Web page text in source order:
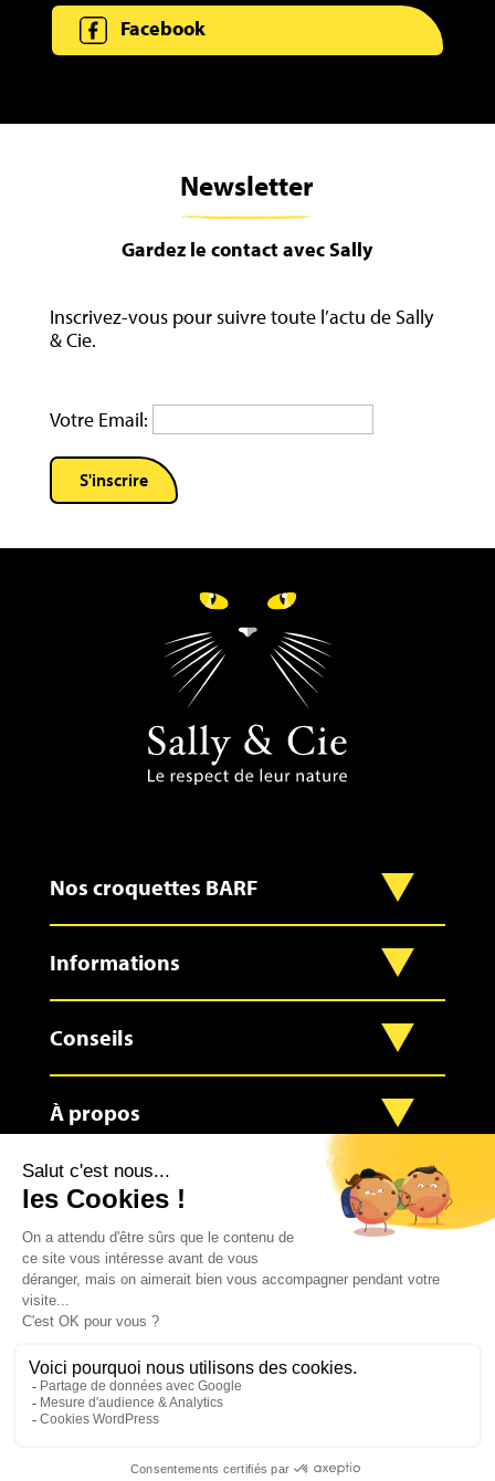
Facebook
Newsletter
Gardez le contact avec Sally
Inscrivez-vous pour suivre toute l’actu de Sally
& Cie.
Votre Email:
Nos croquettes BARF
Informations
Conseils
À propos
Contact
2023 – Réalisé avec fierté par l’agence
0